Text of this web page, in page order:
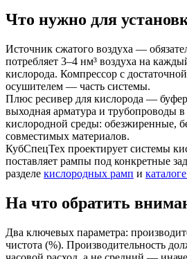
Что нужно для
Источник сжатого воздуха —
потребляет 3–4 нм³ воздуха на
кислорода. Компрессор с
осушителем — часть системы.
Плюс ресивер для кислорода —
выходная арматура и трубопроводы
кислородной среды: обезжиренные,
совместимых материалов.
КубСпецТех проектирует системы
поставляет рампы под конкретные
разделе кислородных рамп и
На что обратить
Два ключевых параметра:
чистота (%). Производительность